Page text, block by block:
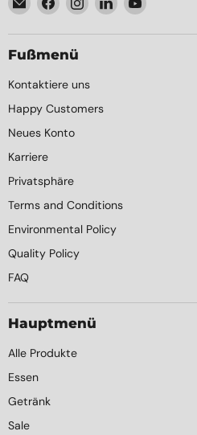
Element
Packaging
Sie
uns
auf
Sie
uns
Sie
uns
uns
Fußmenü
Kontaktiere uns
Happy Customers
Neues Konto
Karriere
Privatsphäre
Terms and Conditions
Environmental Policy
Quality Policy
FAQ
Hauptmenü
Alle Produkte
Essen
Getränk
Sale